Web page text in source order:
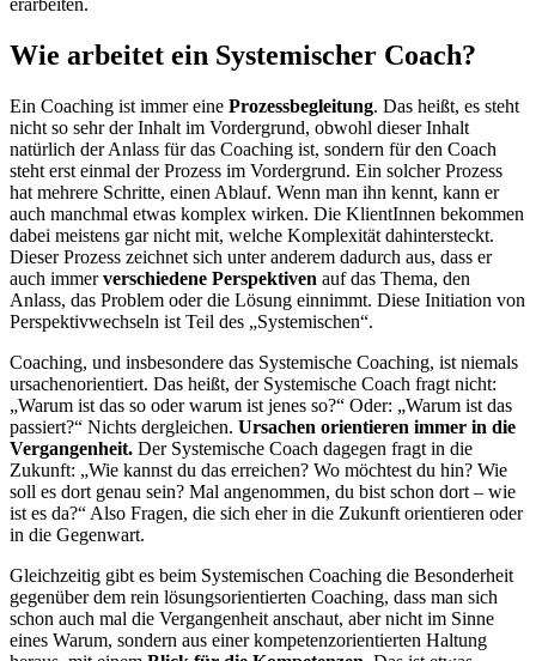
erarbeiten.
Wie arbeitet ein Systemischer Coach?
Ein Coaching ist immer eine Prozessbegleitung. Das heißt, es steht
nicht so sehr der Inhalt im Vordergrund, obwohl dieser Inhalt
natürlich der Anlass für das Coaching ist, sondern für den Coach
steht erst einmal der Prozess im Vordergrund. Ein solcher Prozess
hat mehrere Schritte, einen Ablauf. Wenn man ihn kennt, kann er
auch manchmal etwas komplex wirken. Die KlientInnen bekommen
dabei meistens gar nicht mit, welche Komplexität dahintersteckt.
Dieser Prozess zeichnet sich unter anderem dadurch aus, dass er
auch immerverschiedene Perspektiven auf das Thema, den
Anlass, das Problem oder die Lösung einnimmt. Diese Initiation von
Perspektivwechseln ist Teil des „Systemischen“.
Coaching, und insbesondere das Systemische Coaching, ist niemals
ursachenorientiert. Das heißt, der Systemische Coach fragt nicht:
„Warum ist das so oder warum ist jenes so?“ Oder: „Warum ist das
passiert?“ Nichts dergleichen. Ursachen orientieren immer in die
Vergangenheit. Der Systemische Coach dagegen fragt in die
Zukunft: „Wie kannst du das erreichen? Wo möchtest du hin? Wie
soll es dort genau sein? Mal angenommen, du bist schon dort – wie
ist es da?“ Also Fragen, die sich eher in die Zukunft orientieren oder
in die Gegenwart.
Gleichzeitig gibt es beim Systemischen Coaching die Besonderheit
gegenüber dem rein lösungsorientierten Coaching, dass man sich
schon auch mal die Vergangenheit anschaut, aber nicht im Sinne
eines Warum, sondern aus einer kompetenzorientierten Haltung